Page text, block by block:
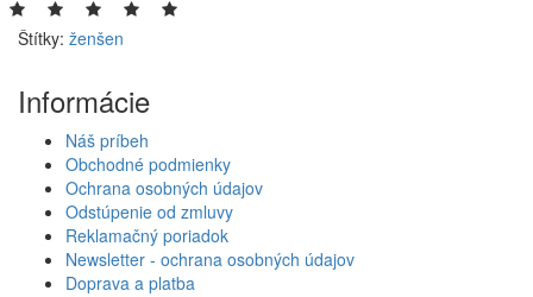
Štítky: ženšen
Informácie
Náš príbeh
Obchodné podmienky
Ochrana osobných údajov
Odstúpenie od zmluvy
Reklamačný poriadok
Newsletter - ochrana osobných údajov
Doprava a platba